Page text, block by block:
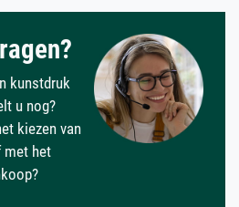
kunstdruk
u nog?
kiezen van
met het